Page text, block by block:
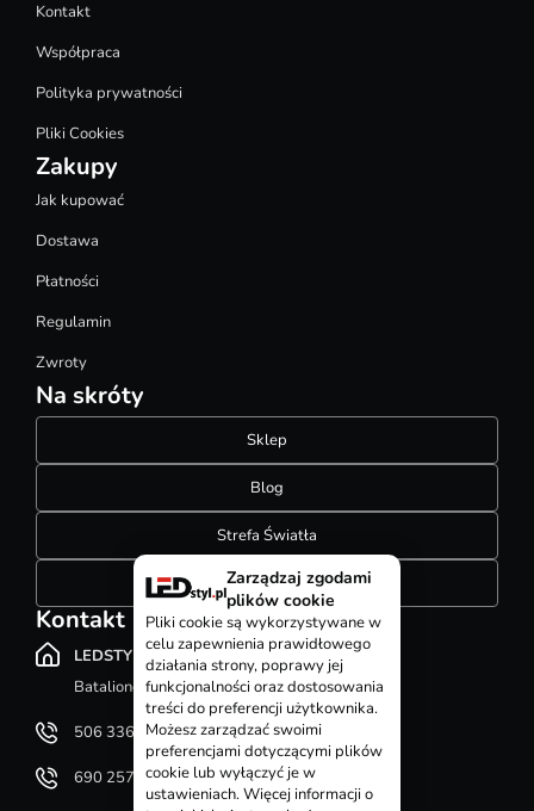
Kontakt
Współpraca
Polityka prywatności
Pliki Cookies
Zakupy
Jak kupować
Dostawa
Płatności
Regulamin
Zwroty
Na skróty
Sklep
Blog
Strefa Światła
Konfigurator szynoprzewodów
Kontakt
LEDSTYL.pl
Batalionów Chłopskich 12, 94-058 Łódź
506 336 320
690 257 092
Zarządzaj zgodami
plików cookie
Pliki cookie są wykorzystywane w
celu zapewnienia prawidłowego
działania strony, poprawy jej
funkcjonalności oraz dostosowania
treści do preferencji użytkownika.
Możesz zarządzać swoimi
preferencjami dotyczącymi plików
cookie lub wyłączyć je w
ustawieniach. Więcej informacji o